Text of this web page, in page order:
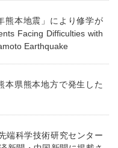
熊本地震」により修学が
Facing Difficulties with
Earthquake
本県熊本地方で発生した
端科学技術研究センター